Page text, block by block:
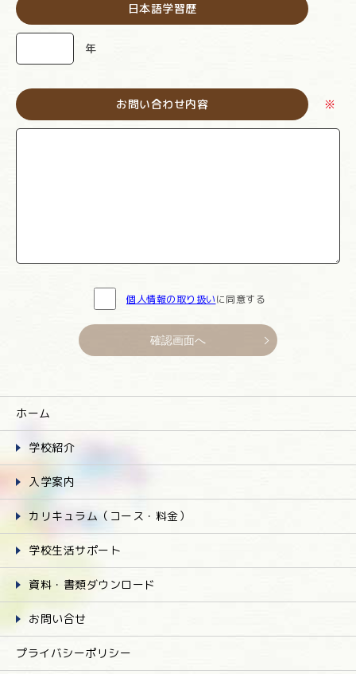
日本語学習歴
年
お問い合わせ内容 ※
個人情報の取り扱いに同意する
ホーム
学校紹介
入学案内
カリキュラム（コース・料金）
学校生活サポート
資料・書類ダウンロード
お問い合せ
プライバシーポリシー